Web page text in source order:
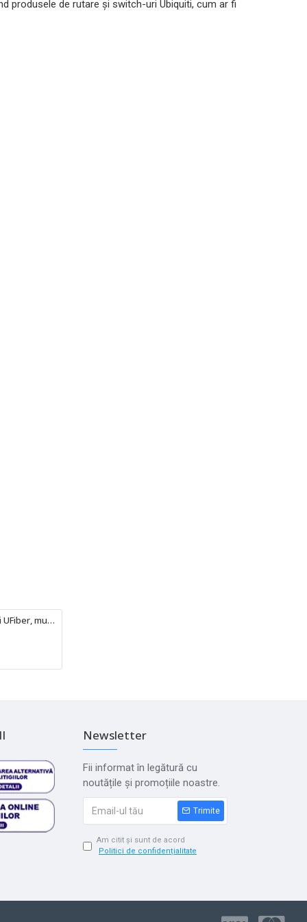
produsele de rutare și switch-uri Ubiquiti, cum ar fi
Module SFP+ Ubiquiti UFiber, multi-mode, conector LC, TX:850nm, RX:850nm, 300m, 10Gbps, Pachet de 20 de Bucăți - UACC-OM-MM-10G-D-20
Newsletter
Fii informat în legătură cu
noutățile și promoțiile noastre.
Trimite
Am citit și sunt de acord
Politici de confidențialitate